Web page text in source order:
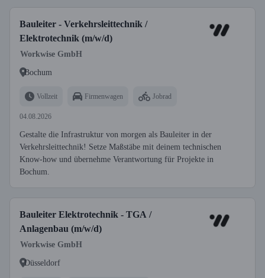
Bauleiter - Verkehrsleittechnik /
Elektrotechnik (m/w/d)
Workwise GmbH
Bochum
Vollzeit Firmenwagen Jobrad
04.08.2026
Gestalte die Infrastruktur von morgen als Bauleiter in der
Verkehrsleittechnik! Setze Maßstäbe mit deinem technischen
Know-how und übernehme Verantwortung für Projekte in
Bochum.
Bauleiter Elektrotechnik - TGA /
Anlagenbau (m/w/d)
Workwise GmbH
Düsseldorf